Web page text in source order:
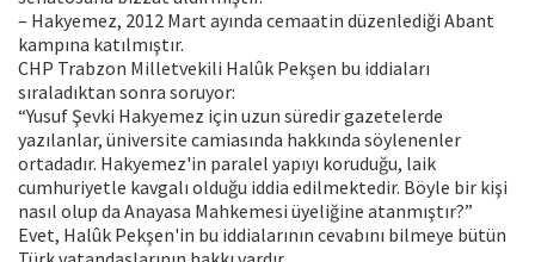
– Hakyemez, 2012 Mart ayında cemaatin düzenlediği Abant
kampına katılmıştır.
CHP Trabzon Milletvekili Halûk Pekşen bu iddiaları
sıraladıktan sonra soruyor:
“Yusuf Şevki Hakyemez için uzun süredir gazetelerde
yazılanlar, üniversite camiasında hakkında söylenenler
ortadadır. Hakyemez'in paralel yapıyı koruduğu, laik
cumhuriyetle kavgalı olduğu iddia edilmektedir. Böyle bir kişi
nasıl olup da Anayasa Mahkemesi üyeliğine atanmıştır?”
Evet, Halûk Pekşen'in bu iddialarının cevabını bilmeye bütün